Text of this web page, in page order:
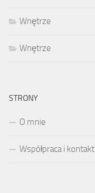
Wnętrze
Wnętrze
STRONY
O mnie
Współpraca i kontakt